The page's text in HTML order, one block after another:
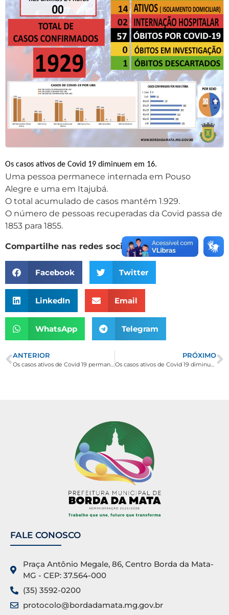
Os casos ativos de Covid 19 diminuem em 16.
Uma pessoa permanece internada em Pouso
Alegre e uma em Itajubá.
O total acumulado de casos mantém 1.929.
O número de pessoas recuperadas da Covid passa de
1853 para 1855.
Compartilhe nas redes sociais
Facebook Twitter
LinkedIn Email
WhatsApp Telegram
ANTERIOR
Os casos ativos de Covid 19 permanecem em 18
PRÓXIMO
Os casos ativos de Covid 19 diminuem para 13
FALE CONOSCO
Praça Antônio Megale, 86, Centro Borda da Mata-
MG - CEP: 37.564-000
(35) 3592-0200
protocolo@bordadamata.mg.gov.br